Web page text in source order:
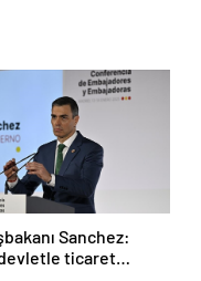
Sanchez:
devletle ticaret